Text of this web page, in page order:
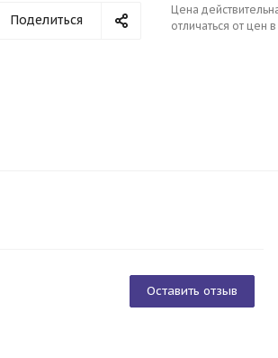
Поделиться
Цена
отличаться от цен
Оставить отзыв